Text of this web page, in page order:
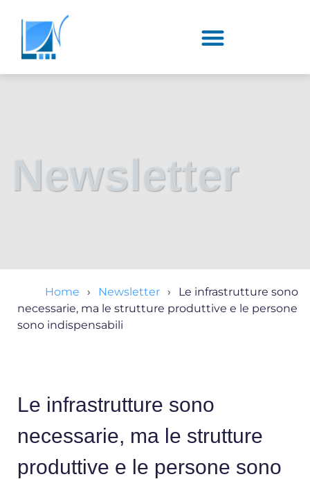
Newsletter
Home Newsletter
Le infrastrutture sono
necessarie, ma le strutture produttive e le persone
sono indispensabili
Le infrastrutture sono
necessarie, ma le strutture
produttive e le persone sono